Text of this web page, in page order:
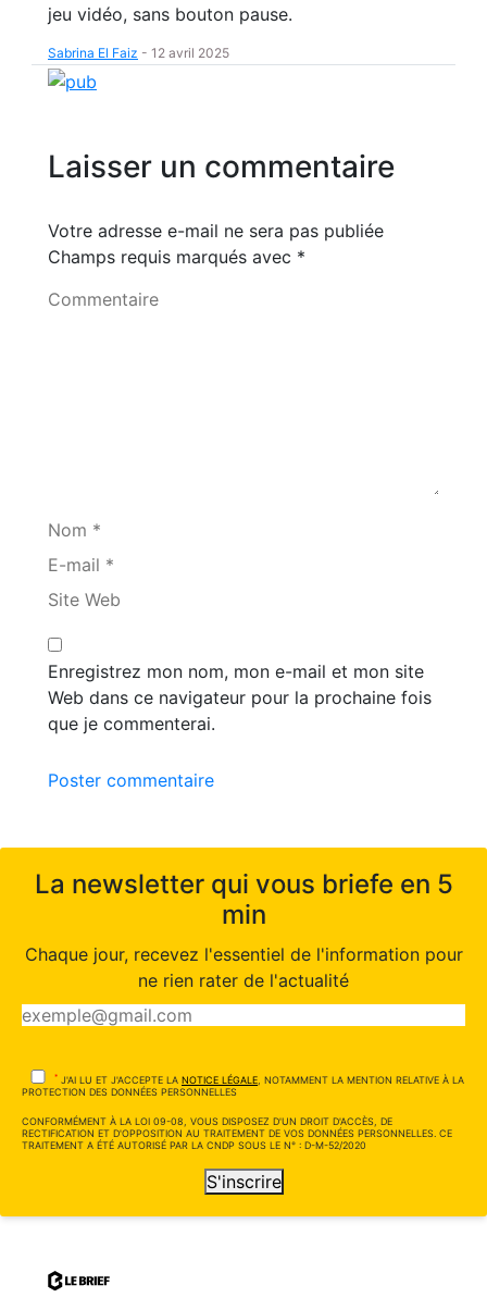
jeu vidéo, sans bouton pause.
Sabrina El Faiz - 12 avril 2025
Laisser un commentaire
Votre adresse e-mail ne sera pas publiée
Champs requis marqués avec *
Commentaire
Nom *
E-mail *
Site Web
Enregistrez mon nom, mon e-mail et mon site
Web dans ce navigateur pour la prochaine fois
que je commenterai.
Poster commentaire
La newsletter qui vous briefe en 5
min
Chaque jour, recevez l'essentiel de l'information pour
ne rien rater de l'actualité
* J'AI LU ET J'ACCEPTE LA NOTICE LÉGALE , NOTAMMENT LA MENTION RELATIVE À LA
PROTECTION DES DONNÉES PERSONNELLES
CONFORMÉMENT À LA LOI 09-08, VOUS DISPOSEZ D'UN DROIT D'ACCÈS, DE
RECTIFICATION ET D'OPPOSITION AU TRAITEMENT DE VOS DONNÉES PERSONNELLES. CE
TRAITEMENT A ÉTÉ AUTORISÉ PAR LA CNDP SOUS LE N° : D-M-52/2020
S'inscrire